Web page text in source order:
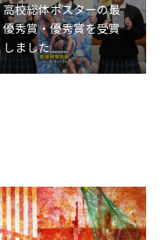
高校総体ポスターの最
優秀賞・優秀賞を受賞
しました